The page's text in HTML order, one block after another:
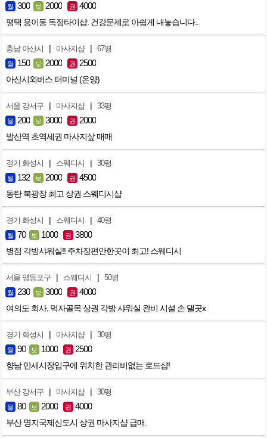
월 300 보 2000 권 4000
평택 용이동 독점타이샵. 건강문제로 아쉽게 내놓습니다..
충남 아산시 | 마사지샵 | 67평
월 150 보 2000 권 2500
아산시외버스 터미널 (온양)
서울 강서구 | 마사지샵 | 33평
월 200 보 3000 권 2000
발산역 초역세권 마사지샆 매매
경기 화성시 | 스웨디시 | 30평
월 132 보 2000 권 4500
동탄 북광장 최고 상권 스웨디시샵
경기 화성시 | 스웨디시 | 40평
월 70 보 1000 권 3800
병점 각방샤워실!! 주차장편안한곳이 최고! 스웨디시
서울 영등포구 | 스웨디시 | 50평
월 230 보 3000 권 4000
여의도 회사, 먹자골목 상권 각방 샤워실 완비 시설 손 댈곳x
경기 화성시 | 마사지샵 | 30평
월 90 보 1000 권 2500
향남 만세시장입구에 위치한 관리비없는 로드샵!
부산 강서구 | 마사지샵 | 30평
월 80 보 2000 권 4000
부산 명지국제신도시 상권 마사지샵 급매.